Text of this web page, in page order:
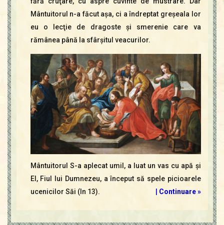
Mântuitorul n-a făcut aşa, ci a îndreptat greşeala lor
eu o lecţie de dragoste şi smerenie care va
rămânea până la sfârşitul veacurilor.
Mântuitorul S-a aplecat umil, a luat un vas cu apă şi
El, Fiul lui Dumnezeu, a început să spele picioarele
ucenicilor Săi (In 13).
Continuare »